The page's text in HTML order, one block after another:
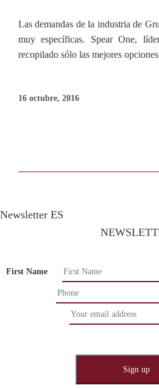
Las demandas de la industria de
muy específicas. Spear One,
recopilado sólo las mejores
16 octubre, 2016
Newsletter ES
First Name